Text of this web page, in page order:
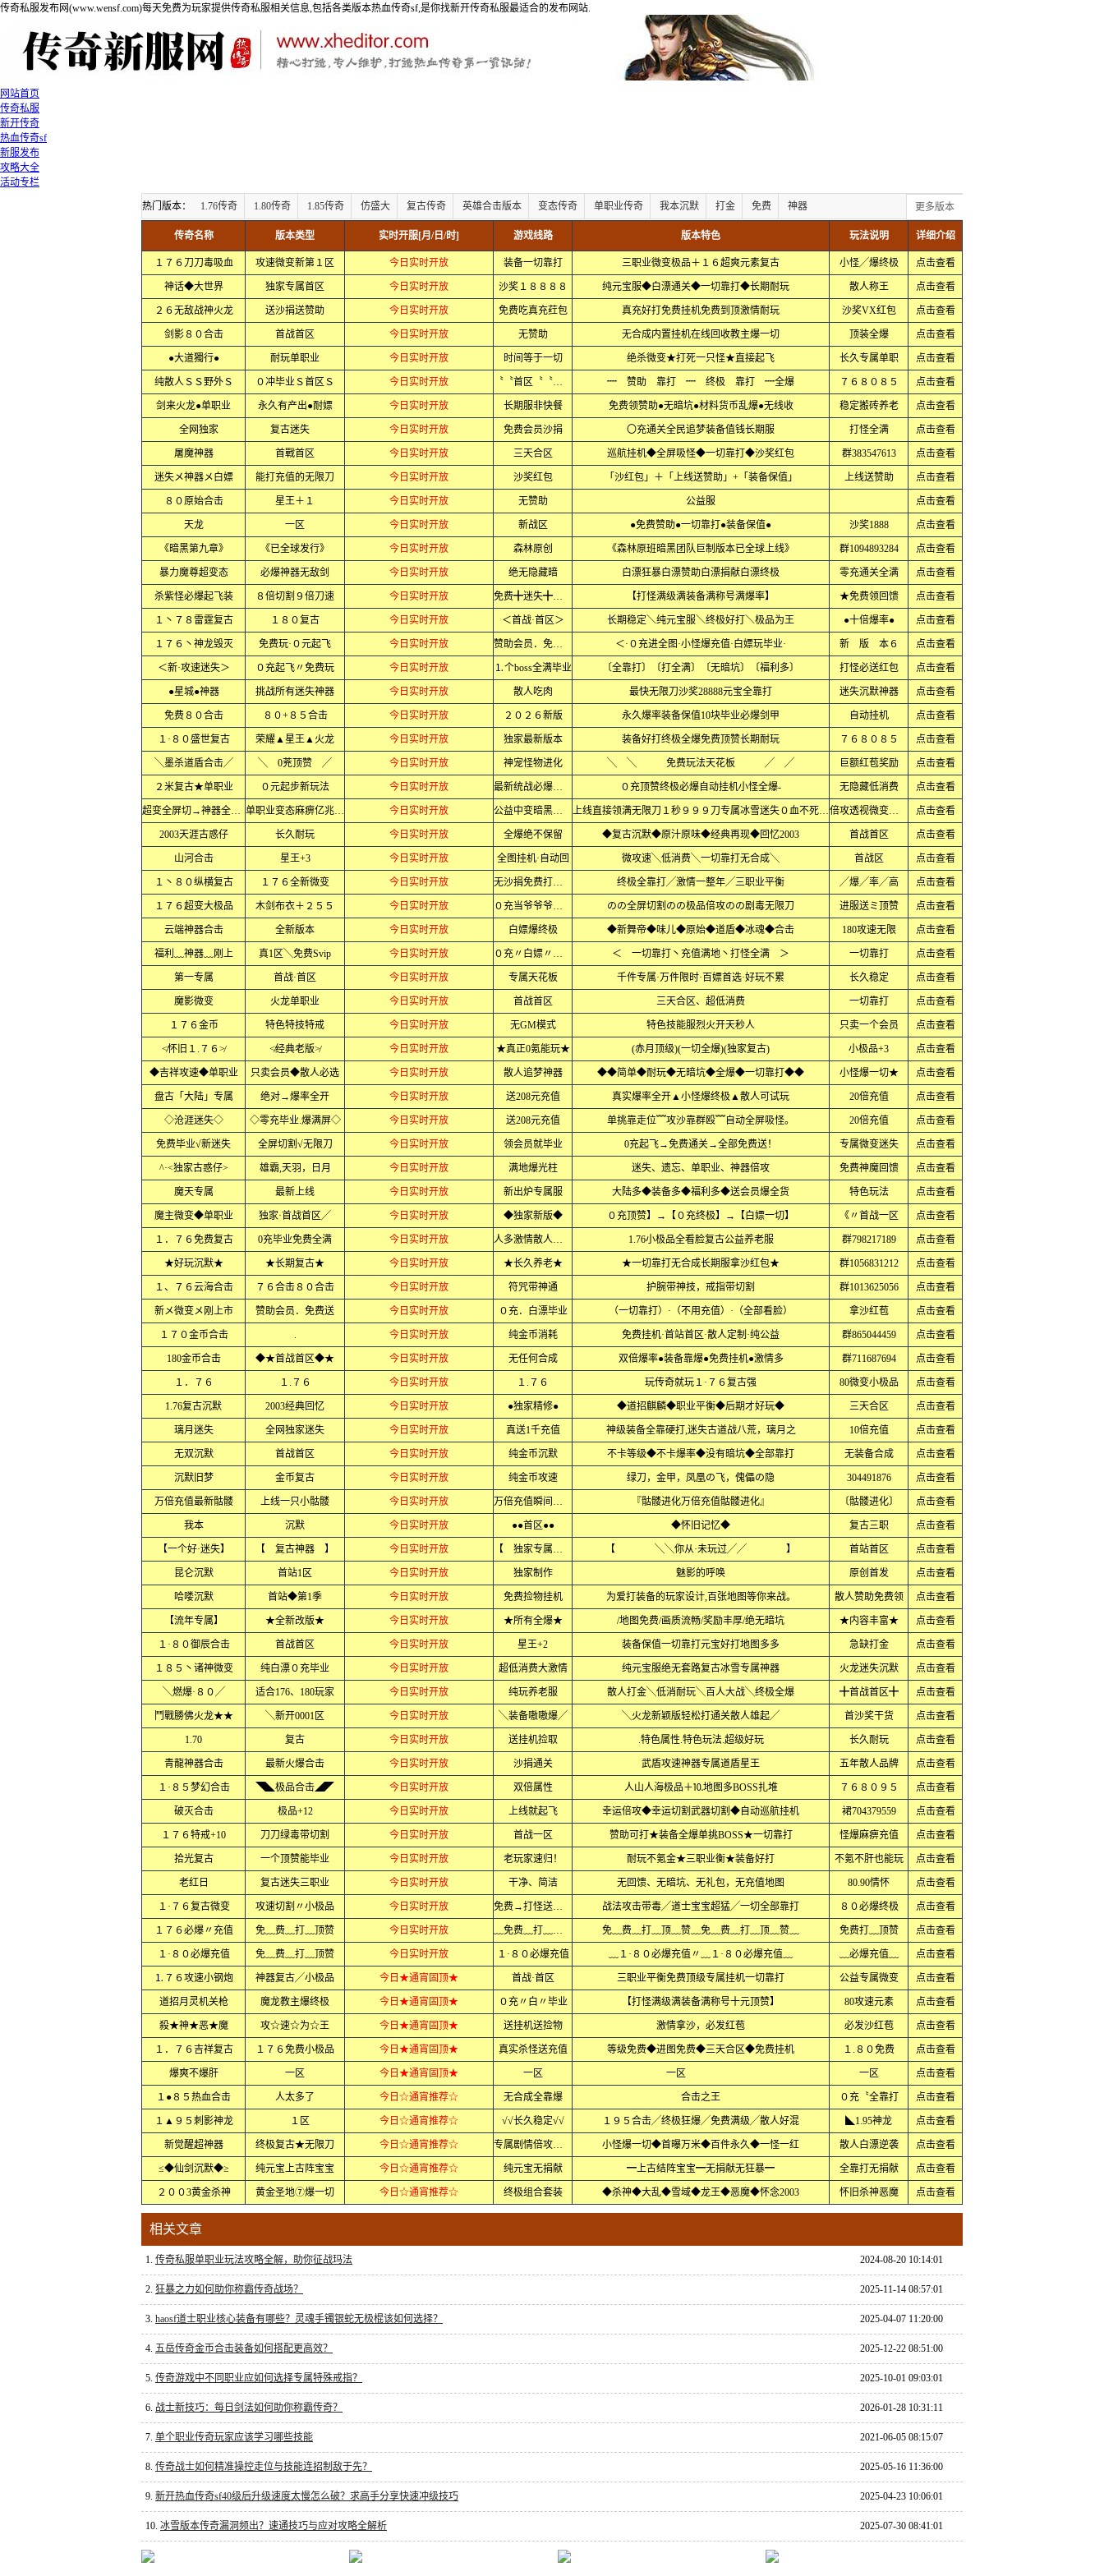
传奇私服发布网(www.wensf.com)每天免费为玩家提供传奇私服相关信息,包括各类版本热血传奇sf,是你找新开传奇私服最适合的发布网站.
网站首页
传奇私服
新开传奇
热血传奇sf
新服发布
攻略大全
活动专栏
热门版本： 1.76传奇 1.80传奇 1.85传奇 仿盛大 复古传奇 英雄合击版本 变态传奇 单职业传奇 我本沉默 打金 免费 神器 更多版本
传奇名称 版本类型 实时开服[月/日/时] 游戏线路 版本特色 玩法说明 详细介绍
１７６刀刀毒吸血 攻速微变新第１区 今日实时开放 装备一切靠打 三职业微变极品＋１６超爽元素复古 小怪╱爆终极 点击查看
神话◆大世界 独家专属首区 今日实时开放 沙奖１８８８８ 纯元宝服◆白漂通关◆一切靠打◆长期耐玩 散人称王 点击查看
２６无敌战神火龙 送沙捐送赞助 今日实时开放 免费吃真充荭包 真充好打免费挂机免费到顶激情耐玩 沙奖VX红包 点击查看
剑影８０合击 首战首区 今日实时开放 无赞助 无合成内置挂机在线回收教主爆一切 顶装全爆 点击查看
●大道獨行● 耐玩单职业 今日实时开放 时间等于一切 绝杀微变★打死一只怪★直接起飞 长久专属单职 点击查看
纯散人ＳＳ野外Ｓ ０冲毕业Ｓ首区Ｓ 今日实时开放 〝〝首区〝〝全爆 ┉ 赞助 靠打 ┉ 终极 靠打 ┉全爆 ７６８０８５ 点击查看
剑来火龙●单职业 永久有产出●耐嫖 今日实时开放 长期服非快餐 免费领赞助●无暗坑●材料货币乱爆●无线收 稳定搬砖养老 点击查看
全网独家 复古迷失 今日实时开放 免费会员沙捐 〇充通关全民追梦装备值钱长期服 打怪全满 点击查看
屠魔神器 首戰首区 今日实时开放 三天合区 巡航挂机◆全屏吸怪◆一切靠打◆沙奖红包 群383547613 点击查看
迷失メ神器メ白嫖 能打充值的无限刀 今日实时开放 沙奖红包 「沙红包」＋「上线送赞助」+「装备保值」 上线送赞助 点击查看
８０原始合击 星王＋１ 今日实时开放 无赞助 公益服 点击查看
天龙 一区 今日实时开放 新战区 ●免费赞助●一切靠打●装备保值● 沙奖1888 点击查看
《暗黑第九章》 《已全球发行》 今日实时开放 森林原创 《森林原班暗黑团队巨制版本已全球上线》 群1094893284 点击查看
暴力魔尊超变态 必爆神器无敌剑 今日实时开放 绝无隐藏暗 白漂狂暴白漂赞助白漂捐献白漂终极 零充通关全满 点击查看
杀紫怪必爆起飞装 ８倍切割９倍刀速 今日实时开放 免费╋迷失╋神器 【打怪满级满装备满称号满爆率】 ★免费领回馈 点击查看
１丶７８雷霆复古 １８０复古 今日实时开放 ＜首战·首区＞ 长期稳定＼纯元宝服＼终极好打＼极品为王 ●十倍爆率● 点击查看
１７６丶神龙毁灭 免费玩·０元起飞 今日实时开放 赞助会员．免费领 ＜·０充进全图·小怪爆充值·白嫖玩毕业· 新 版 本６ 点击查看
＜新·攻速迷失＞ ０充起飞〃免费玩 今日实时开放 ⒈个boss全满毕业 〔全靠打〕〔打全满〕〔无暗坑〕〔福利多〕 打怪必送红包 点击查看
●星城●神器 挑战所有迷失神器 今日实时开放 散人吃肉 最快无限刀沙奖28888元宝全靠打 迷失沉默神器 点击查看
免费８０合击 ８０+８５合击 今日实时开放 ２０２６新版 永久爆率装备保值10块毕业必爆剑甲 自动挂机 点击查看
１·８０盛世复古 荣耀▲星王▲火龙 今日实时开放 独家最新版本 装备好打终极全爆免费顶赞长期耐玩 ７６８０８５ 点击查看
╲墨杀道盾合击╱ ╲ 0茺顶赞 ╱ 今日实时开放 神宠怪物进化 ╲ ╲ 免费玩法天花板 ╱ ╱ 巨额红苞奖励 点击查看
２米复古★单职业 ０元起步新玩法 今日实时开放 最新统战必爆终极 ０充顶赞终极必爆自动挂机小怪全爆- 无隐藏低消费 点击查看
超变全屏切→神器全屏乱炸 单职业变态麻痹亿兆爆率 今日实时开放 公益中变暗黑忘忧 上线直接领满无限刀１秒９９９刀专属冰雪迷失０血不死大极品 倍攻透视微变火龙 点击查看
2003天涯古惑仔 长久耐玩 今日实时开放 全爆绝不保留 ◆复古沉默◆原汁原味◆经典再现◆回忆2003 首战首区 点击查看
山河合击 星王+3 今日实时开放 全图挂机·自动回 微攻速╲低消费╲一切靠打无合成╲ 首战区 点击查看
１丶８０纵横复古 １７６全新微变 今日实时开放 无沙捐免费打充值 终极全靠打╱激情一整年╱三职业平衡 ╱爆╱率╱高 点击查看
１７６超变大极品 木剑布衣＋２５５ 今日实时开放 ０充当爷爷爷爷爷 のの全屏切割のの极品倍攻のの剧毒无限刀 进服送ミ顶赞 点击查看
云端神器合击 全新版本 今日实时开放 白嫖爆终极 ◆新舞帝◆味儿◆原始◆道盾◆冰魂◆合击 180攻速无限 点击查看
福利﹏神器﹏刚上 真1区╲免费Svip 今日实时开放 ０充〃白嫖〃毕业 ＜ 一切靠打丶充值满地丶打怪全满 ＞ 一切靠打 点击查看
第一专属 首战·首区 今日实时开放 专属天花板 千件专属·万件限时·百嫖首选·好玩不累 长久稳定 点击查看
魔影微变 火龙单职业 今日实时开放 首战首区 三天合区、超低消费 一切靠打 点击查看
１７６金币 特色特技特戒 今日实时开放 无GM模式 特色技能服烈火开天秒人 只卖一个会员 点击查看
≮怀旧１.７６≯ ≮经典老版≯ 今日实时开放 ★真正0氪能玩★ (赤月顶级)(一切全爆)(独家复古) 小极品+3 点击查看
◆吉祥攻速◆单职业 只卖会员◆散人必选 今日实时开放 散人追梦神器 ◆◆简单◆耐玩◆无暗坑◆全爆◆一切靠打◆◆ 小怪爆一切★ 点击查看
盘古「大陆」专属 绝对→爆率全开 今日实时开放 送208元充值 真实爆率全开▲小怪爆终极▲散人可试玩 20倍充值 点击查看
◇沧涯迷失◇ ◇零充毕业.爆满屏◇ 今日实时开放 送208元充值 单挑靠走位﹌攻沙靠群殴﹌自动全屏吸怪。 20倍充值 点击查看
免费毕业√新迷失 全屏切割√无限刀 今日实时开放 领会员就毕业 0充起飞→免费通关→全部免费送！ 专属微变迷失 点击查看
^·<独家古惑仔> 雄霸,天羽，日月 今日实时开放 满地爆光柱 迷失、遗忘、单职业、神器倍攻 免费神魔回馈 点击查看
魔天专属 最新上线 今日实时开放 新出炉专属服 大陆多◆装备多◆福利多◆送会员爆全货 特色玩法 点击查看
魔主微变◆单职业 独家·首战首区╱ 今日实时开放 ◆独家新版◆ ０充顶赞】→【０充终极】→【白嫖一切】 《〃首战一区 点击查看
１．７６免费复古 0充毕业免费全满 今日实时开放 人多激情散人必赚 1.76小极品全看脸复古公益养老服 群798217189 点击查看
★好玩沉默★ ★长期复古★ 今日实时开放 ★长久养老★ ★一切靠打无合成长期服拿沙红包★ 群1056831212 点击查看
１、７６云海合击 ７６合击８０合击 今日实时开放 符咒带神通 护腕带神技，戒指带切割 群1013625056 点击查看
新メ微变メ刚上市 赞助会员．免费送 今日实时开放 ０充．白漂毕业 （一切靠打）·（不用充值）·（全部看脸） 拿沙红苞 点击查看
１７０金币合击 . 今日实时开放 纯金币消耗 免费挂机·首站首区·散人定制·纯公益 群865044459 点击查看
180金币合击 ◆★首战首区◆★ 今日实时开放 无任何合成 双倍爆率●装备靠爆●免费挂机●激情多 群711687694 点击查看
１．７６ １.７６ 今日实时开放 １.７６ 玩传奇就玩１·７６复古强 80微变小极品 点击查看
1.76复古沉默 2003经典回忆 今日实时开放 ●独家精修● ◆道招麒麟◆职业平衡◆后期才好玩◆ 三天合区 点击查看
璃月迷失 全网独家迷失 今日实时开放 真送1千充值 神级装备全靠硬打,迷失古道战八荒，璃月之 10倍充值 点击查看
无双沉默 首战首区 今日实时开放 纯金币沉默 不卡等级◆不卡爆率◆没有暗坑◆全部靠打 无装备合成 点击查看
沉默旧梦 金币复古 今日实时开放 纯金币攻速 绿刀，金甲，凤凰の飞，傀儡の隐 304491876 点击查看
万倍充值最新骷髅 上线一只小骷髅 今日实时开放 万倍充值瞬间起飞 『骷髅进化万倍充值骷髅进化』 〔骷髅进化〕 点击查看
我本 沉默 今日实时开放 ●●首区●● ◆怀旧记忆◆ 复古三职 点击查看
【一个好·迷失】 【 复古神器 】 今日实时开放 【 独家专属 】 【 ╲╲你从·未玩过╱╱ 】 首站首区 点击查看
昆仑沉默 首站1区 今日实时开放 独家制作 魅影的呼唤 原创首发 点击查看
哈喽沉默 首站◆第1季 今日实时开放 免费捡物挂机 为爱打装备的玩家设计,百张地图等你来战。 散人赞助免费领 点击查看
【流年专属】 ★全新改版★ 今日实时开放 ★所有全爆★ /地图免费/画质流畅/奖励丰厚/绝无暗坑 ★内容丰富★ 点击查看
１·８０御辰合击 首战首区 今日实时开放 星王+2 装备保值一切靠打元宝好打地图多多 急缺打金 点击查看
１８５丶诸神微变 纯白漂０充毕业 今日实时开放 超低消费大激情 纯元宝服绝无套路复古冰雪专属神器 火龙迷失沉默 点击查看
╲燃爆·８０╱ 适合176、180玩家 今日实时开放 纯玩养老服 散人打金╲低消耐玩╲百人大战╲终极全爆 ╋首战首区╋ 点击查看
鬥戰勝佛火龙★★ ╲新开0001区 今日实时开放 ╲装备嗷嗷爆╱ ╲火龙新颖版轻松打通关散人雄起╱ 首沙奖干货 点击查看
1.70 复古 今日实时开放 送挂机捡取 .特色属性.特色玩法.超级好玩 长久耐玩 点击查看
青龍神器合击 最新火爆合击 今日实时开放 沙捐通关 武盾攻速神器专属道盾星王 五年散人品牌 点击查看
１·８５梦幻合击 ◥◣极品合击◢◤ 今日实时开放 双倍属性 人山人海极品＋⒑地图多BOSS扎堆 ７６８０９５ 点击查看
破灭合击 极品+12 今日实时开放 上线就起飞 幸运倍攻◆幸运切割武器切割◆自动巡航挂机 裙704379559 点击查看
１７６特戒+10 刀刀绿毒带切割 今日实时开放 首战一区 赞助可打★装备全爆单挑BOSS★一切靠打 怪爆麻痹充值 点击查看
拾光复古 一个顶赞能毕业 今日实时开放 老玩家速归！ 耐玩不氪金★三职业衡★装备好打 不氪不肝也能玩 点击查看
老红日 复古迷失三职业 今日实时开放 干净、简洁 无回馈、无暗坑、无礼包，无充值地图 80.90情怀 点击查看
１·７６复古微变 攻速切割〃小极品 今日实时开放 免费→打怪送全满 战法攻击带毒╱道士宝宝超猛╱一切全部靠打 ８０必爆终极 点击查看
１７６必爆〃充值 免﹏费﹏打﹏顶赞 今日实时开放 ﹏免费﹏打﹏顶赞 免﹏费﹏打﹏顶﹏赞﹏免﹏费﹏打﹏顶﹏赞﹏ 免费打﹏顶赞 点击查看
１·８０必爆充值 免﹏费﹏打﹏顶赞 今日实时开放 １·８０必爆充值 ﹏１·８０必爆充值〃﹏１·８０必爆充值﹏ ﹏必爆充值﹏ 点击查看
⒈７６攻速小钢炮 神器复古╱小极品 今日★通宵固顶★ 首战·首区 三职业平衡免费顶级专属挂机一切靠打 公益专属微变 点击查看
道招月灵机关枪 魔龙教主爆终极 今日★通宵固顶★ ０充〃白〃毕业 【打怪满级满装备满称号十元顶赞】 80攻速元素 点击查看
殺★神★恶★魔 攻☆速☆为☆王 今日★通宵固顶★ 送挂机送捡物 激情拿沙，必发红苞 必发沙红苞 点击查看
１．７６吉祥复古 １７６免费小极品 今日★通宵固顶★ 真实杀怪送充值 等级免费◆进图免费◆三天合区◆免费挂机 １.８０免费 点击查看
爆爽不爆肝 一区 今日★通宵固顶★ 一区 一区 一区 点击查看
１●８５热血合击 人太多了 今日☆通宵推荐☆ 无合成全靠爆 合击之王 ０充〝全靠打 点击查看
１▲９５刺影神龙 １区 今日☆通宵推荐☆ √√长久稳定√√ １９５合击╱终极狂爆╱免费满级╱散人好混 ◣1.95神龙 点击查看
新觉醒超神器 终极复古★无限刀 今日☆通宵推荐☆ 专属剧情倍攻迷失 小怪爆一切◆首曝万米◆百件永久◆一怪一红 散人白漂逆袭 点击查看
≤◆仙剑沉默◆≥ 纯元宝上古阵宝宝 今日☆通宵推荐☆ 纯元宝无捐献 ━上古结阵宝宝━无捐献无狂暴━ 全靠打无捐献 点击查看
２００3黄金杀神 黄金圣地⑦爆一切 今日☆通宵推荐☆ 终极组合套装 ◆杀神◆大乱◆雪域◆龙王◆恶魔◆怀念2003 怀旧杀神恶魔 点击查看
相关文章
1. 传奇私服单职业玩法攻略全解，助你征战玛法 2024-08-20 10:14:01
2. 狂暴之力如何助你称霸传奇战场？ 2025-11-14 08:57:01
3. haosf道士职业核心装备有哪些？灵魂手镯银蛇无极棍该如何选择？ 2025-04-07 11:20:00
4. 五岳传奇金币合击装备如何搭配更高效？ 2025-12-22 08:51:00
5. 传奇游戏中不同职业应如何选择专属特殊戒指？ 2025-10-01 09:03:01
6. 战士新技巧：每日剑法如何助你称霸传奇？ 2026-01-28 10:31:11
7. 单个职业传奇玩家应该学习哪些技能 2021-06-05 08:15:07
8. 传奇战士如何精准操控走位与技能连招制敌于先？ 2025-05-16 11:36:00
9. 新开热血传奇sf40级后升级速度太慢怎么破？求高手分享快速冲级技巧 2025-04-23 10:06:01
10. 冰雪版本传奇漏洞频出？速通技巧与应对攻略全解析 2025-07-30 08:41:01